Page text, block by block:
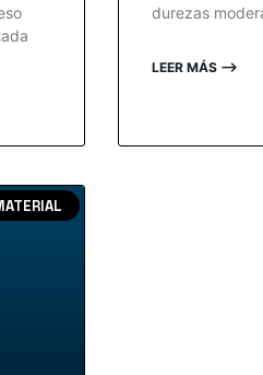
durezas
LEER MÁS ⟶